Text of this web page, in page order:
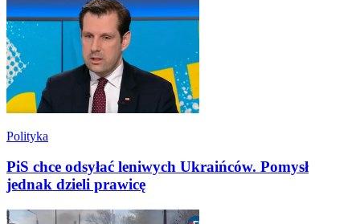
Polityka
PiS chce odsyłać leniwych Ukraińców. Pomysł
jednak dzieli prawicę